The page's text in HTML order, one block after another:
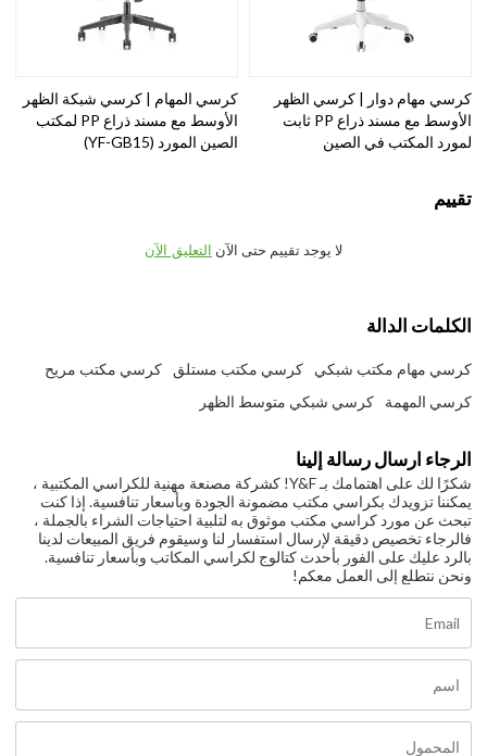
كرسي مهام دوار | كرسي الظهر
الأوسط مع مسند ذراع PP ثابت
لمورد المكتب في الصين
كرسي المهام | كرسي شبكة الظهر
الأوسط مع مسند ذراع PP لمكتب
الصين المورد (YF-GB15)
تقييم
لا يوجد تقييم حتى الآن التعليق الآن
الكلمات الدالة
كرسي مهام مكتب شبكي كرسي مكتب مستلق
كرسي مكتب مريح
كرسي المهمة
كرسي شبكي متوسط الظهر
الرجاء ارسال رسالة إلينا
شكرًا لك على اهتمامك بـ Y&F! كشركة مصنعة مهنية للكراسي المكتبية ،
يمكننا تزويدك بكراسي مكتب مضمونة الجودة وبأسعار تنافسية. إذا كنت
تبحث عن مورد كراسي مكتب موثوق به لتلبية احتياجات الشراء بالجملة ،
فالرجاء تخصيص دقيقة لإرسال استفسار لنا وسيقوم فريق المبيعات لدينا
بالرد عليك على الفور بأحدث كتالوج لكراسي المكاتب وبأسعار تنافسية.
ونحن نتطلع إلى العمل معكم!